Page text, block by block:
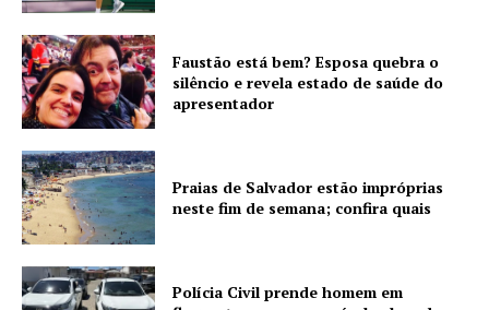
Faustão está bem? Esposa quebra o
silêncio e revela estado de saúde do
apresentador
Praias de Salvador estão impróprias
neste fim de semana; confira quais
Polícia Civil prende homem em